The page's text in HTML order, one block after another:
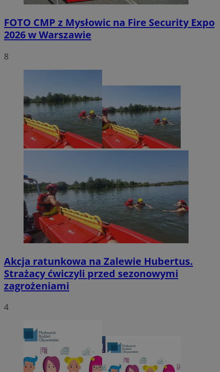
FOTO CMP z Mysłowic na Fire Security Expo
2026 w Warszawie
8
Akcja ratunkowa na Zalewie Hubertus.
Strażacy ćwiczyli przed sezonowymi
zagrożeniami
4